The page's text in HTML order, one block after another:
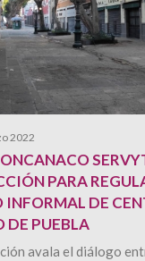
2022
PARA
INFORMAL DE
DE PUEBLA
avala el diálogo